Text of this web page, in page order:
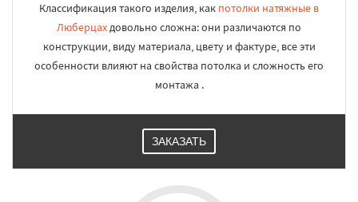
Классификация такого изделия, как потолки натяжные в
Люберцахдовольно сложна: они различаются по
конструкции, виду материала, цвету и фактуре, все эти
особенности влияют на свойства потолка и сложность его
монтажа .
ЗАКАЗАТЬ